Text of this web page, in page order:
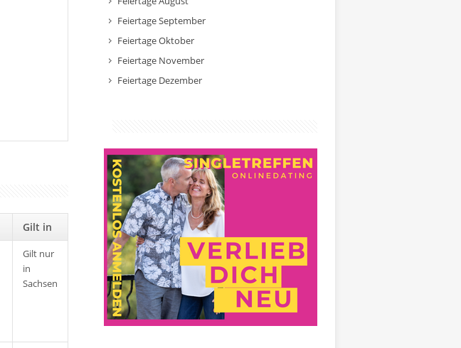
Gilt in
Gilt nur
in
Sachsen
Feiertage September
Feiertage Oktober
Feiertage November
Feiertage Dezember